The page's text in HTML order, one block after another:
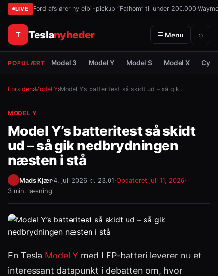
LIVE Ford afslører ny elbil-pickup “Fathom” til under 200.000·
T Teslanyheder ☰ Menu ⌕
POPULÆRT Model 3 Model Y Model S Model X
Forsiden›Model Y›Model Y’s batteritest så skidt ud – så gik…
MODEL Y
Model Y’s batteritest så skidt
ud – så gik nedbrydningen
næsten i stå
Mads Kjær·4. juli 2026 kl. 23.01·Opdateret juli 11, 2026·
3 min. læsning
En Tesla Model Y med LFP-batteri leverer nu et
interessant datapunkt i debatten om, hvor